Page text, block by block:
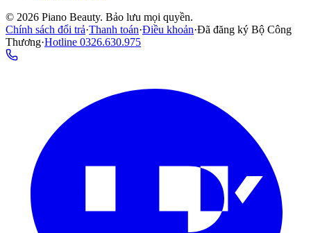
© 2026 Piano Beauty. Bảo lưu mọi quyền.
Chính sách đổi trả·Thanh toán·Điều khoản·Đã đăng ký Bộ Công
Thương·Hotline 0326.630.975